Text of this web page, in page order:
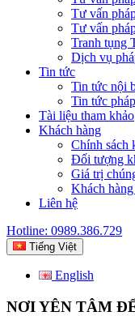
Tư vấn
Tư vấn
Tranh tụng
Dịch vụ
Tin tức
Tin tức nội
Tin tức
Tài liệu tham khảo
Khách hàng
Chính sách
Đối tượng
Giá trị
Khách
Liên hệ
Hotline: 0989.386.729
Tiếng Việt
English
NƠI YÊN TÂM